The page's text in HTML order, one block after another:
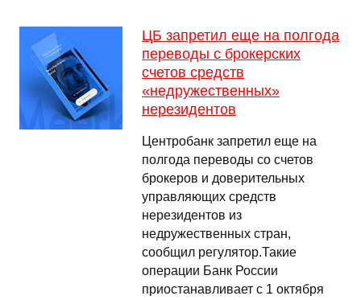
ЦБ запретил еще на полгода
переводы с брокерских
счетов средств
«недружественных»
нерезидентов
Центробанк запретил еще на
полгода переводы со счетов
брокеров и доверительных
управляющих средств
нерезидентов из
недружественных стран,
сообщил регулятор.Такие
операции Банк России
приостанавливает с 1 октября